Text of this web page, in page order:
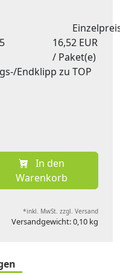
16,52 EUR
/ Paket(e)
Endklipp zu TOP
In den
Warenkorb
*inkl. MwSt. zzgl. Versand
Versandgewicht: 0,10 kg